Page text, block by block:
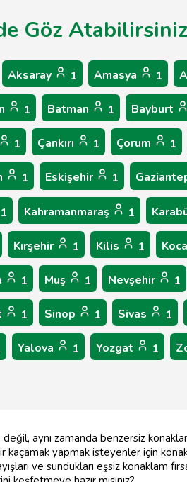
Göz Atabilirsiniz
Aksaray 1 Amasya 1
1 Batman 1 Bayburt
1 Çankırı 1 Çorum 1
1 Eskişehir 1
1 Kahramanmaraş 1
Kırşehir 1 Kilis 1
1 Muş 1 Nevşehir 1
1 Sinop 1 Sivas 1
Yalova 1 Yozgat 1
aynı zamanda benzersiz
kaçamak yapmak isteyenler için
ve sundukları eşsiz konaklam